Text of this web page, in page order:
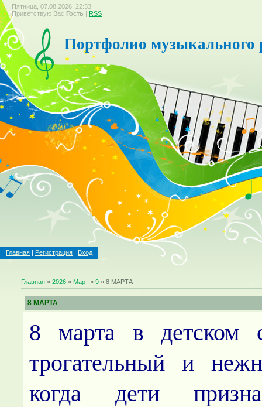
Пятница, 07.08.2026, 22:33
Приветствую Вас Гость | RSS
Портфолио музыкального
Главная | Регистрация | Вход
Главная »2026 » Март » 9 » 8 МАРТА
8 МАРТА
8 марта в детском
трогательный и
когда дети